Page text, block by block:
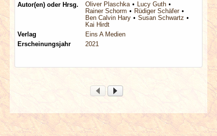
Autor(en) oder Hrsg.
Oliver Plaschka
Lucy Guth
Rainer Schorm
Rüdiger Schäfer
Ben Calvin Hary
Susan Schwartz
Kai Hirdt
Verlag
Eins A Medien
Erscheinungsjahr
2021